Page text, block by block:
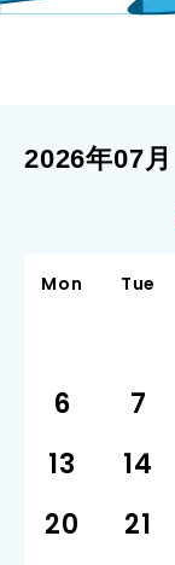
2026年07月
Mon Tue
6
7
13
14
20
21